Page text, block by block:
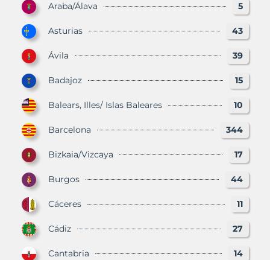
Araba/Álava 5
Asturias 43
Ávila 39
Badajoz 15
Balears, Illes/ Islas Baleares 10
Barcelona 344
Bizkaia/Vizcaya 17
Burgos 44
Cáceres 11
Cádiz 27
Cantabria 14